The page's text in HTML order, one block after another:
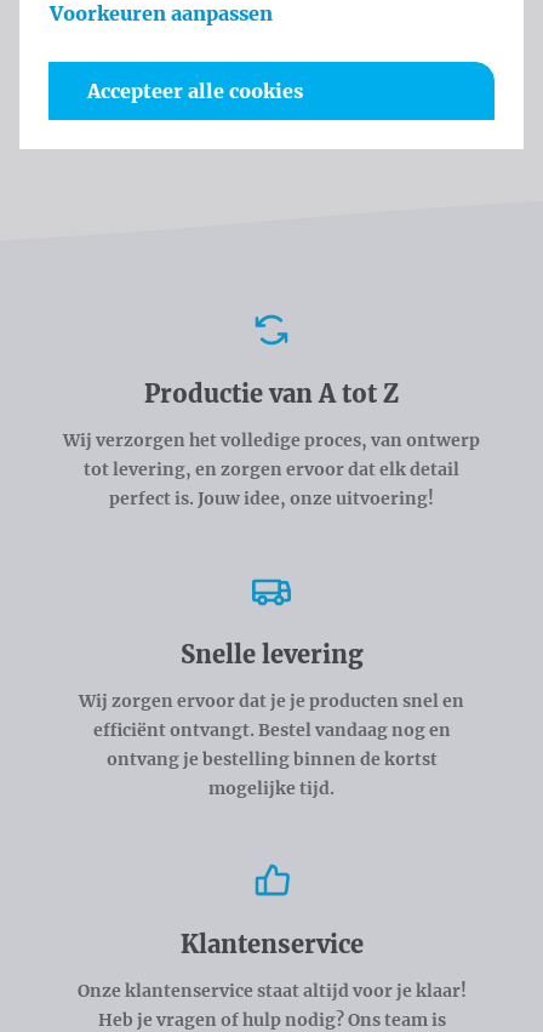
me aan?
Welke bestanden kan ik aanleveren?
Productie van A tot Z
Wij verzorgen het volledige proces, van ontwerp
tot levering, en zorgen ervoor dat elk detail
perfect is. Jouw idee, onze uitvoering!
Snelle levering
Wij zorgen ervoor dat je je producten snel en
efficiënt ontvangt. Bestel vandaag nog en
ontvang je bestelling binnen de kortst
mogelijke tijd.
Klantenservice
Onze klantenservice staat altijd voor je klaar!
Heb je vragen of hulp nodig? Ons team is
Voorkeuren aanpassen
Accepteer alle cookies